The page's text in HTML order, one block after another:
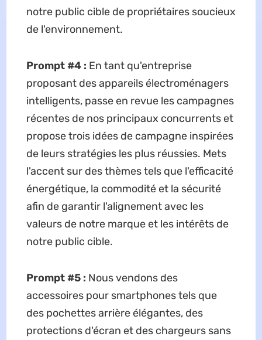
notre public cible de propriétaires soucieux
de l'environnement.
Prompt #4 : En tant qu'entreprise
proposant des appareils électroménagers
intelligents, passe en revue les campagnes
récentes de nos principaux concurrents et
propose trois idées de campagne inspirées
de leurs stratégies les plus réussies. Mets
l'accent sur des thèmes tels que l'efficacité
énergétique, la commodité et la sécurité
afin de garantir l'alignement avec les
valeurs de notre marque et les intérêts de
notre public cible.
Prompt #5 : Nous vendons des
accessoires pour smartphones tels que
des pochettes arrière élégantes, des
protections d'écran et des chargeurs sans